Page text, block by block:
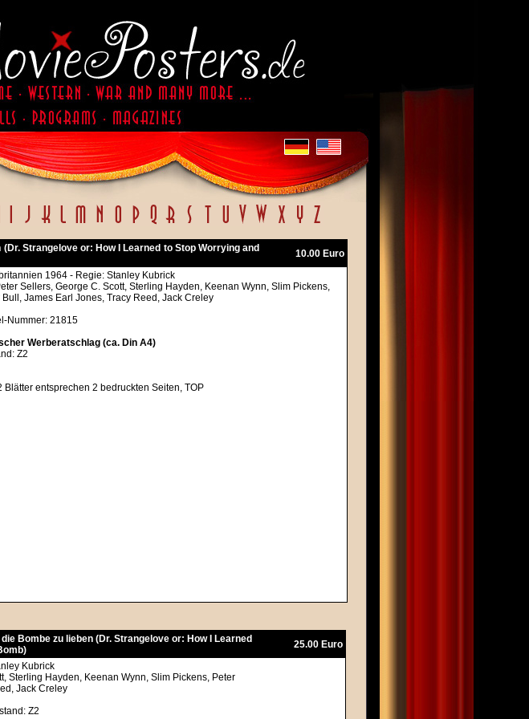
Strangelove or: How I Learned to Stop Worrying and
10.00 Euro
1964 - Regie: Stanley Kubrick
Sellers, George C. Scott, Sterling Hayden, Keenan Wynn, Slim Pickens,
Bull, James Earl Jones, Tracy Reed, Jack Creley
Nummer: 21815
Werberatschlag (ca. Din A4)
Z2
Blätter entsprechen 2 bedruckten Seiten, TOP
Bombe zu lieben (Dr. Strangelove or: How I Learned
25.00 Euro
Kubrick
Sterling Hayden, Keenan Wynn, Slim Pickens, Peter
Jack Creley
Z2